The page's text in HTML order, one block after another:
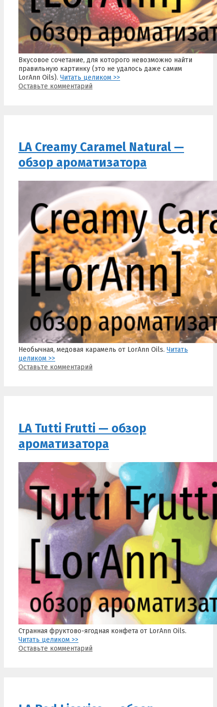
Вкусовое сочетание, для которого невозможно найти
правильную картинку (это не удалось даже самим
LorAnn Oils). Читать целиком >>
Оставьте комментарий
LA Creamy Caramel Natural —
обзор ароматизатора
Необычная, медовая карамель от LorAnn Oils. Читать
целиком >>
Оставьте комментарий
LA Tutti Frutti — обзор
ароматизатора
Странная фруктово-ягодная конфета от LorAnn Oils.
Читать целиком >>
Оставьте комментарий